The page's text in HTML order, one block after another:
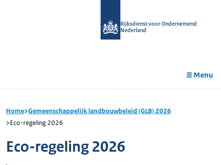
Rijksdienst voor Ondernemend
Nederland
Menu
Home Gemeenschappelijk landbouwbeleid (GLB) 2026
Eco-regeling 2026
Eco-regeling 2026